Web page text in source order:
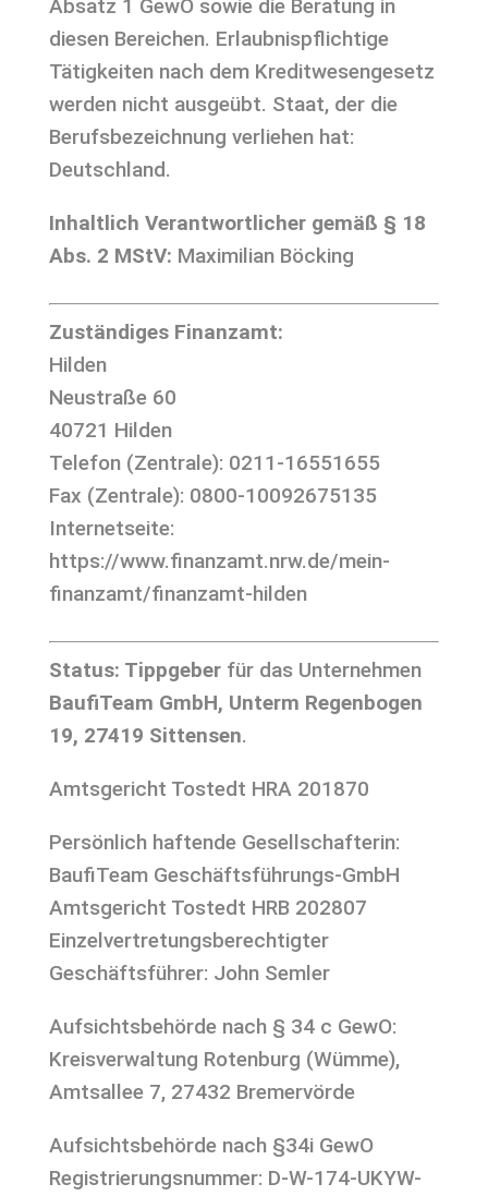
Absatz 1 GewO sowie die Beratung in
diesen Bereichen. Erlaubnispflichtige
Tätigkeiten nach dem Kreditwesengesetz
werden nicht ausgeübt. Staat, der die
Berufsbezeichnung verliehen hat:
Deutschland.
Inhaltlich Verantwortlicher gemäß § 18
Abs. 2 MStV: Maximilian Böcking
Zuständiges Finanzamt:
Hilden
Neustraße 60
40721 Hilden
Telefon (Zentrale): 0211-16551655
Fax (Zentrale): 0800-10092675135
Internetseite:
https://www.finanzamt.nrw.de/mein-
finanzamt/finanzamt-hilden
Status: Tippgeberfür das Unternehmen
BaufiTeam GmbH, Unterm Regenbogen
19, 27419 Sittensen.
Amtsgericht Tostedt HRA 201870
Persönlich haftende Gesellschafterin:
BaufiTeam Geschäftsführungs-GmbH
Amtsgericht Tostedt HRB 202807
Einzelvertretungsberechtigter
Geschäftsführer: John Semler
Aufsichtsbehörde nach § 34 c GewO:
Kreisverwaltung Rotenburg (Wümme),
Amtsallee 7, 27432 Bremervörde
Aufsichtsbehörde nach §34i GewO
Registrierungsnummer: D-W-174-UKYW-